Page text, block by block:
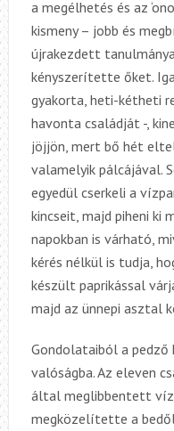
a megélhetés és az
kismeny – jobb és
újrakezdett
kényszerítette őket.
gyakorta, heti-kétheti
havonta családját -,
jöjjön, mert bő hét
valamelyik pálcájával.
egyedül cserkeli a
kincseit, majd piheni ki
napokban is várható,
kérés nélkül is tudja,
készült paprikással
majd az ünnepi asztal
Gondolataiból a
valóságba. Az eleven
által meglibbentett
megközelítette a